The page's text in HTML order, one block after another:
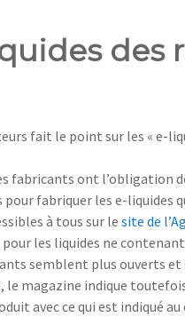
des
fait le point sur les « e-
fabricants ont l’obligation
fabriquer les e-liquides
à tous sur le site de
les liquides ne
semblent plus ouverts
le magazine indique
avec ce qui est indiqué